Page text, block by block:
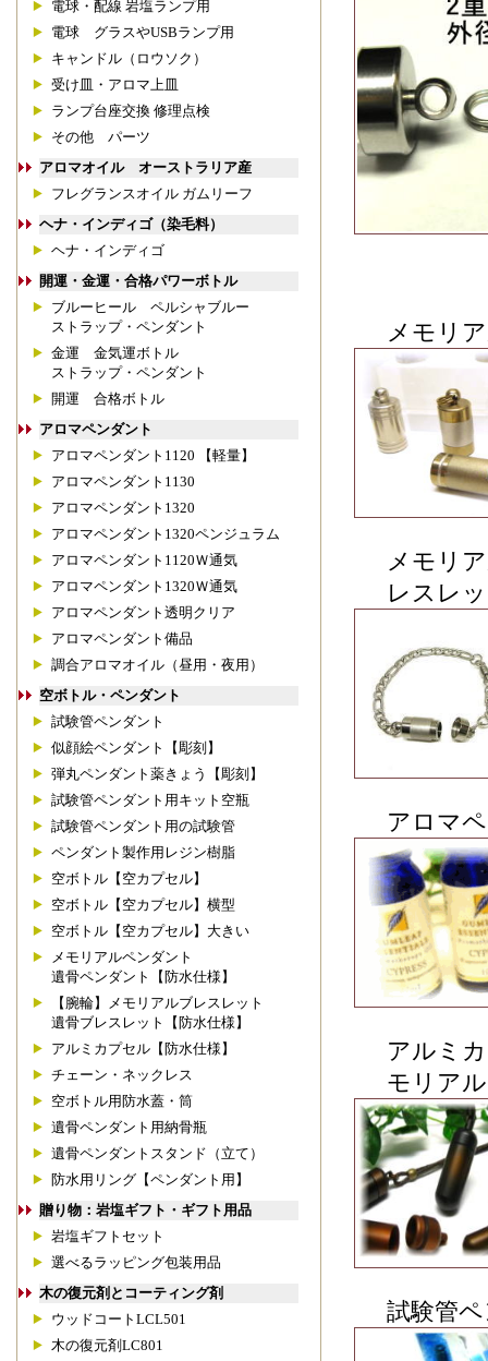
電球・配線 岩塩ランプ用
電球 グラスやUSBランプ用
キャンドル（ロウソク）
受け皿・アロマ上皿
ランプ台座交換 修理点検
その他 パーツ
アロマオイル オーストラリア産
フレグランスオイル ガムリーフ
ヘナ・インディゴ（染毛料）
ヘナ・インディゴ
開運・金運・合格パワーボトル
ブルーヒール ペルシャブルー
ストラップ・ペンダント
金運 金気運ボトル
ストラップ・ペンダント
開運 合格ボトル
アロマペンダント
アロマペンダント1120 【軽量】
アロマペンダント1130
アロマペンダント1320
アロマペンダント1320ペンジュラム
アロマペンダント1120Ｗ通気
アロマペンダント1320Ｗ通気
アロマペンダント透明クリア
アロマペンダント備品
調合アロマオイル（昼用・夜用）
空ボトル・ペンダント
試験管ペンダント
似顔絵ペンダント【彫刻】
弾丸ペンダント薬きょう【彫刻】
試験管ペンダント用キット空瓶
試験管ペンダント用の試験管
ペンダント製作用レジン樹脂
空ボトル【空カプセル】
空ボトル【空カプセル】横型
空ボトル【空カプセル】大きい
メモリアルペンダント
遺骨ペンダント【防水仕様】
【腕輪】メモリアルブレスレット
遺骨ブレスレット【防水仕様】
アルミカプセル【防水仕様】
チェーン・ネックレス
空ボトル用防水蓋・筒
遺骨ペンダント用納骨瓶
遺骨ペンダントスタンド（立て）
防水用リング【ペンダント用】
贈り物：岩塩ギフト・ギフト用品
岩塩ギフトセット
選べるラッピング包装用品
木の復元剤とコーティング剤
ウッドコートLCL501
木の復元剤LC801
メモリ
メモリ
レスレ
アロマ
アルミ
モリアル
試験管